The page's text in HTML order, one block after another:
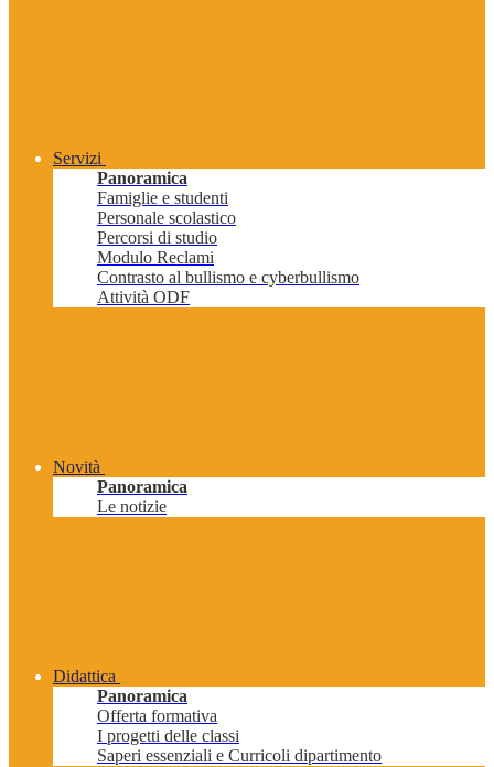
Servizi
Panoramica
Famiglie e studenti
Personale scolastico
Percorsi di studio
Modulo Reclami
Contrasto al bullismo e cyberbullismo
Attività ODF
Novità
Panoramica
Le notizie
Didattica
Panoramica
Offerta formativa
I progetti delle classi
Saperi essenziali e Curricoli dipartimento